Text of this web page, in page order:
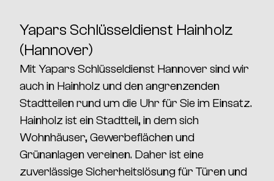
Yapars Schlüsseldienst Hainholz
(Hannover)
MitYapars Schlüsseldienst Hannover sind wir
auch in Hainholz und den angrenzenden
Stadtteilen rund um die Uhr für Sie im Einsatz.
Hainholz ist ein Stadtteil, in dem sich
Wohnhäuser, Gewerbeflächen und
Grünanlagenvereinen. Daher ist eine
zuverlässige Sicherheitslösung für Türen und